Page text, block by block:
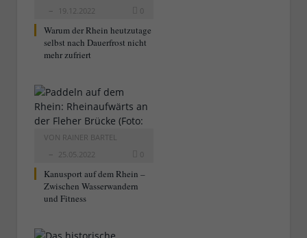
19.12.2022
0
Warum der Rhein heutzutage
selbst nach Dauerfrost nicht
mehr zufriert
VON RAINER BARTEL
25.05.2022
0
Kanusport auf dem Rhein –
Zwischen Wasserwandern
und Fitness